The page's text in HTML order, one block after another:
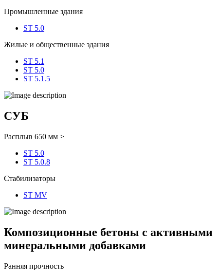
Промышленные здания
ST 5.0
Жилые и общественные здания
ST 5.1
ST 5.0
ST 5.1.5
СУБ
Расплыв 650 мм >
ST 5.0
ST 5.0.8
Cтабилизаторы
ST MV
Композиционные бетоны с активными
минеральными добавками
Ранняя прочность